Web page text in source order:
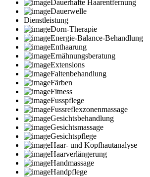
Dauerhafte Haarentfernung
Dauerwelle
Dienstleistung
Dorn-Therapie
Energie-Balance-Behandlung
Enthaarung
Ernähnungsberatung
Extensions
Faltenbehandlung
Färben
Fitness
Fusspflege
Fussreflexzonenmassage
Gesichtsbehandlung
Gesichtsmassage
Gesichtspflege
Haar- und Kopfhautanalyse
Haarverlängerung
Handmassage
Handpflege